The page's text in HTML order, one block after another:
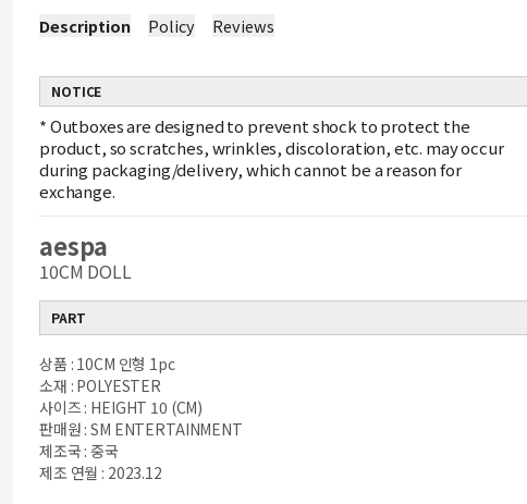
Description Policy Reviews
NOTICE
*Outboxes are designed to prevent shock to protect the
product, so scratches, wrinkles, discoloration, etc. may occur
during packaging/delivery, which cannot be a reason for
exchange.
aespa
10CM DOLL
PART
상품 : 10CM 인형 1pc
소재 : POLYESTER
사이즈 : HEIGHT 10 (CM)
판매원 : SM ENTERTAINMENT
제조국 : 중국
제조 연월 : 2023.12